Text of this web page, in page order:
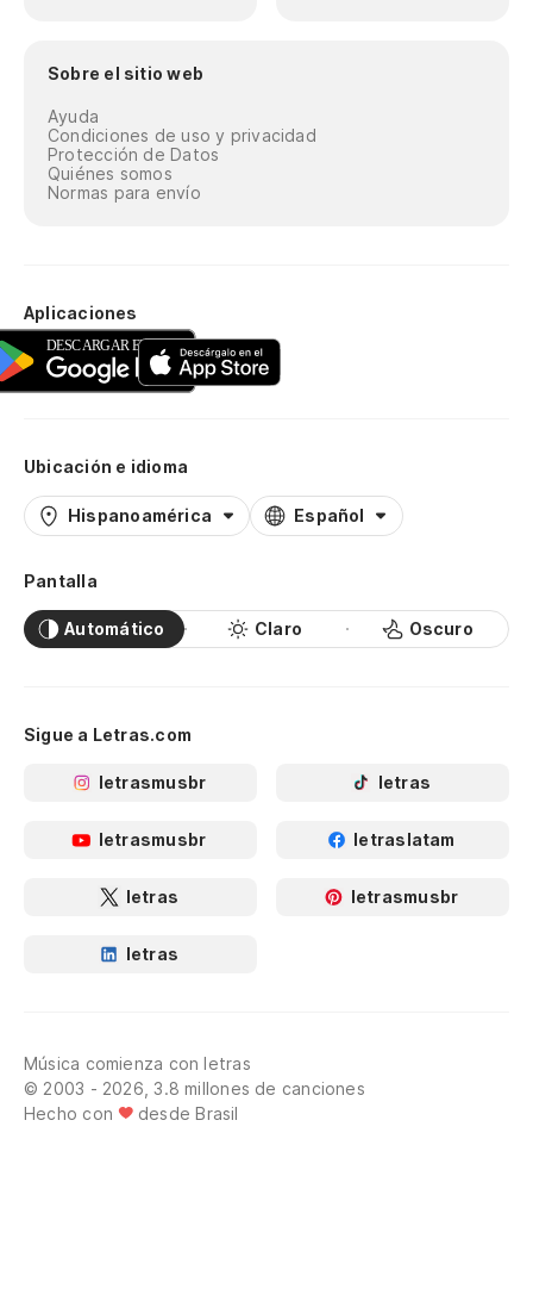
Sobre el sitio web
Ayuda
Condiciones de uso y privacidad
Protección de Datos
Quiénes somos
Normas para envío
Aplicaciones
Ubicación e idioma
Hispanoamérica Español
Pantalla
Automático Claro Oscuro
Sigue a Letras.com
letrasmusbr letras
letrasmusbr letraslatam
letras letrasmusbr
letras
Música comienza con letras
© 2003 - 2026, 3.8 millones de canciones
Hecho con
desde Brasil